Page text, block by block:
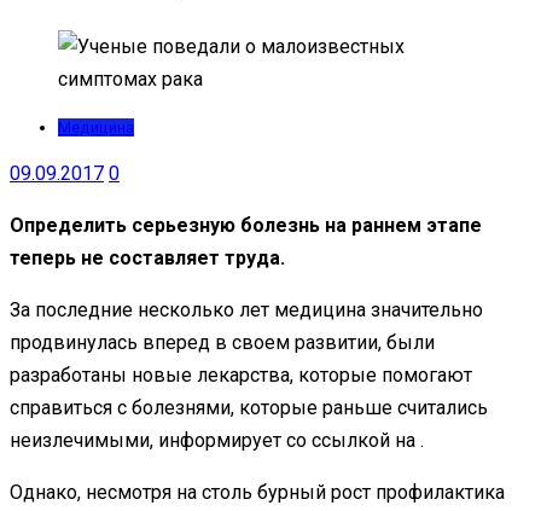
Медицина
09.09.2017 0
Определить серьезную болезнь на раннем этапе
теперь не составляет труда.
За последние несколько лет медицина значительно
продвинулась вперед в своем развитии, были
разработаны новые лекарства, которые помогают
справиться с болезнями, которые раньше считались
неизлечимыми, информирует со ссылкой на .
Однако, несмотря на столь бурный рост профилактика